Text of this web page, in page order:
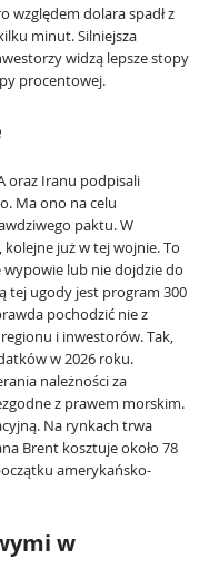
względem dolara spadł z
minut. Silniejsza
widzą lepsze stopy
procentowej.
oraz Iranu podpisali
Ma ono na celu
paktu. W
już w tej wojnie. To
lub nie dojdzie do
tej ugody jest program 300
pochodzić nie z
i inwestorów. Tak,
w 2026 roku.
należności za
z prawem morskim.
Na rynkach trwa
Brent kosztuje około 78
amerykańsko-
w